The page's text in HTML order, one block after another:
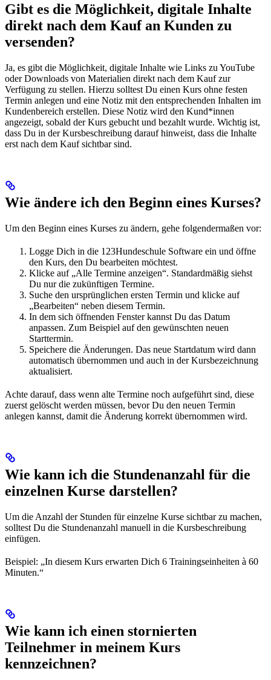
Gibt es die Möglichkeit, digitale Inhalte
direkt nach dem Kauf an Kunden zu
versenden?
Ja, es gibt die Möglichkeit, digitale Inhalte wie Links zu YouTube
oder Downloads von Materialien direkt nach dem Kauf zur
Verfügung zu stellen. Hierzu solltest Du einen Kurs ohne festen
Termin anlegen und eine Notiz mit den entsprechenden Inhalten im
Kundenbereich erstellen. Diese Notiz wird den Kund*innen
angezeigt, sobald der Kurs gebucht und bezahlt wurde. Wichtig ist,
dass Du in der Kursbeschreibung darauf hinweist, dass die Inhalte
erst nach dem Kauf sichtbar sind.
Wie ändere ich den Beginn eines Kurses?
Um den Beginn eines Kurses zu ändern, gehe folgendermaßen vor:
Logge Dich in die 123Hundeschule Software ein und öffne
den Kurs, den Du bearbeiten möchtest.
Klicke auf „Alle Termine anzeigen“. Standardmäßig siehst
Du nur die zukünftigen Termine.
Suche den ursprünglichen ersten Termin und klicke auf
„Bearbeiten“ neben diesem Termin.
In dem sich öffnenden Fenster kannst Du das Datum
anpassen. Zum Beispiel auf den gewünschten neuen
Starttermin.
Speichere die Änderungen. Das neue Startdatum wird dann
automatisch übernommen und auch in der Kursbezeichnung
aktualisiert.
Achte darauf, dass wenn alte Termine noch aufgeführt sind, diese
zuerst gelöscht werden müssen, bevor Du den neuen Termin
anlegen kannst, damit die Änderung korrekt übernommen wird.
Wie kann ich die Stundenanzahl für die
einzelnen Kurse darstellen?
Um die Anzahl der Stunden für einzelne Kurse sichtbar zu machen,
solltest Du die Stundenanzahl manuell in die Kursbeschreibung
einfügen.
Beispiel: „In diesem Kurs erwarten Dich 6 Trainingseinheiten à 60
Minuten.“
Wie kann ich einen stornierten
Teilnehmer in meinem Kurs
kennzeichnen?